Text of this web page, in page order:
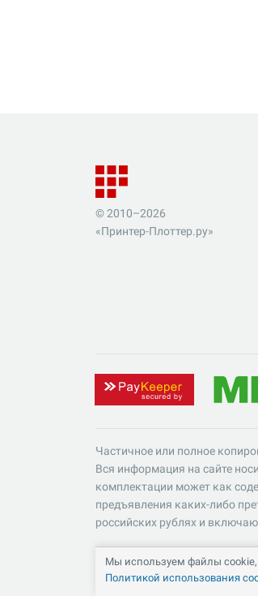
© 2010–2026
«Принтер-Плоттер.ру»
Частичное или полное
Вся информация на сайте
комплектации может как
предъявления каких-либо
российских рублях и
Мы используем файлы cookie,
Политикой использования